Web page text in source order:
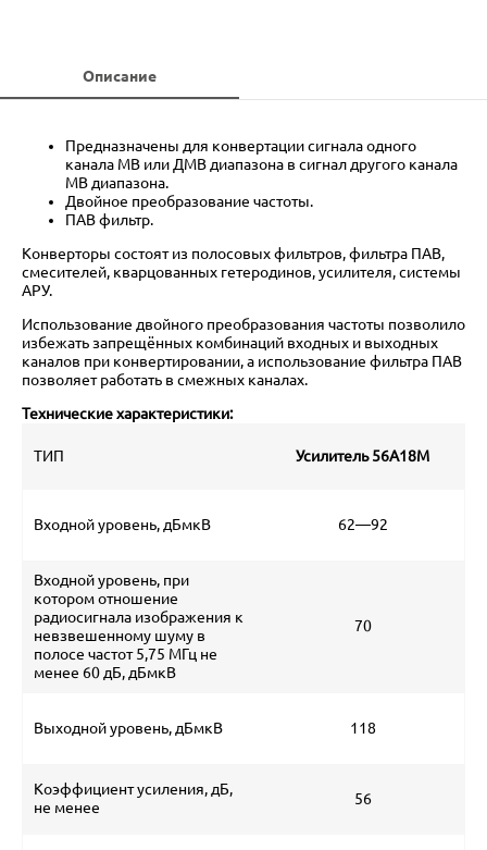
Описание
Предназначены для конвертации сигнала одного
канала МВ или ДМВ диапазона в сигнал другого канала
МВ диапазона.
Двойное преобразование частоты.
ПАВ фильтр.
Конверторы состоят из полосовых фильтров, фильтра ПАВ,
смесителей, кварцованных гетеродинов, усилителя, системы
АРУ.
Использование двойного преобразования частоты позволило
избежать запрещённых комбинаций входных и выходных
каналов при конвертировании, а использование фильтра ПАВ
позволяет работать в смежных каналах.
Технические характеристики:
ТИП Усилитель 56А18М
Входной уровень, дБмкВ 62—92
Входной уровень, при
котором отношение
радиосигнала изображения к
невзвешенному шуму в
полосе частот 5,75 МГц не
менее 60 дБ, дБмкВ
70
Выходной уровень, дБмкВ 118
Коэффициент усиления, дБ,
не менее
56